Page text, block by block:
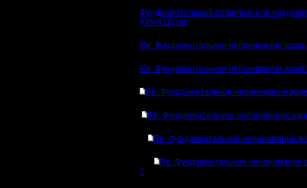
Фундаментальный пофигизм или
Юлия Цезар
Re: Фундаментальное непонимание
Re: Фундаментальное непонимание
Re: Фундаментальное непонимание
Re: Фундаментальное непонимание
Re: Фундаментальное непонимание
Re: Фундаментальное непонимание
2